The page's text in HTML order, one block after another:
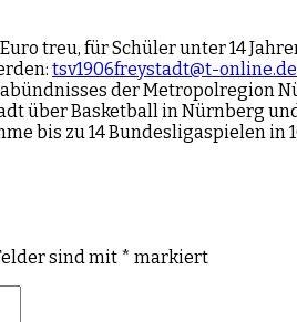
treu, für Schüler unter 14
tsv1906freystadt@t-online.de
der Metropolregion
über Basketball in Nürnberg
bis zu 14 Bundesligaspielen in
sind mit * markiert